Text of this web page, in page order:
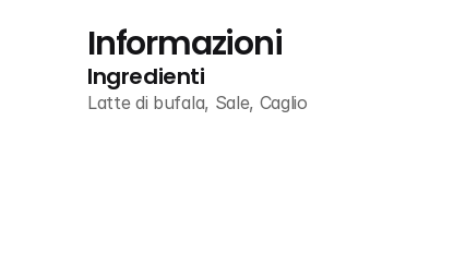
Informazioni
Ingredienti
Latte di bufala, Sale, Caglio